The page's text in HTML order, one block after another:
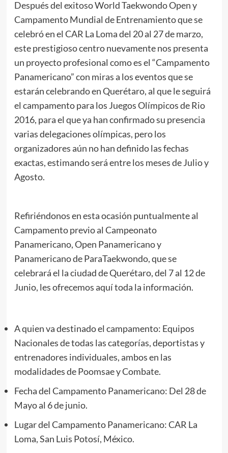
Después del exitoso World Taekwondo Open y
Campamento Mundial de Entrenamiento que se
celebró en el CAR La Loma del 20 al 27 de marzo,
este prestigioso centro nuevamente nos presenta
un proyecto profesional como es el “Campamento
Panamericano” con miras a los eventos que se
estarán celebrando en Querétaro, al que le seguirá
el campamento para los Juegos Olímpicos de Rio
2016, para el que ya han confirmado su presencia
varias delegaciones olímpicas, pero los
organizadores aún no han definido las fechas
exactas, estimando será entre los meses de Julio y
Agosto.
Refiriéndonos en esta ocasión puntualmente al
Campamento previo al Campeonato
Panamericano, Open Panamericano y
Panamericano de ParaTaekwondo, que se
celebrará el la ciudad de Querétaro, del 7 al 12 de
Junio, les ofrecemos aquí toda la información.
A quien va destinado el campamento: Equipos
Nacionales de todas las categorías, deportistas y
entrenadores individuales, ambos en las
modalidades de Poomsae y Combate.
Fecha del Campamento Panamericano: Del 28 de
Mayo al 6 de junio.
Lugar del Campamento Panamericano: CAR La
Loma, San Luis Potosí, México.